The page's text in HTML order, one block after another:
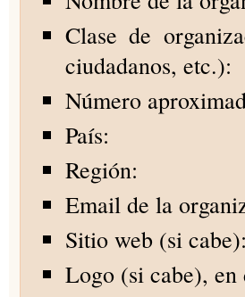
Clase de
ciudadanos, etc.):
Número
País:
Región:
Email de la
Sitio web (si cabe):
Logo (si cabe),